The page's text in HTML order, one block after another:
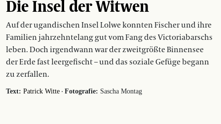
Die Insel der Witwen
Auf der ugandischen Insel Lolwe konnten Fischer und ihre
Familien jahrzehntelang gut vom Fang des Victoriabarschs
leben. Doch irgendwann war der zweitgrößte Binnensee
der Erde fast leergefischt – und das soziale Gefüge begann
zu zerfallen.
Text: Patrick Witte · Fotografie: Sascha Montag